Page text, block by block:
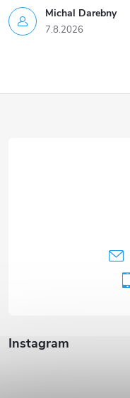
Michal Darebny
7.8.2026
Instagram